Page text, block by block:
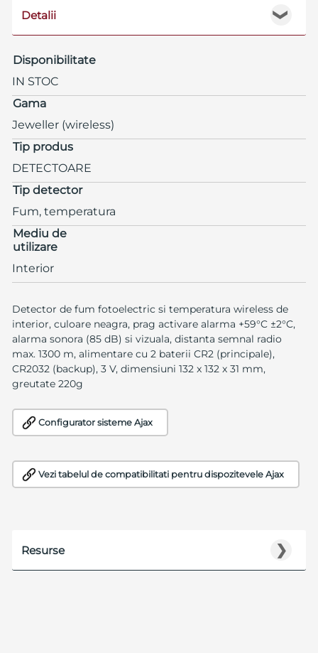
❯
Detalii
Disponibilitate
IN STOC
Gama
Jeweller (wireless)
Tip produs
DETECTOARE
Tip detector
Fum, temperatura
Mediu de
utilizare
Interior
Detector de fum fotoelectric si temperatura wireless de
interior, culoare neagra, prag activare alarma +59°C ±2°C,
alarma sonora (85 dB) si vizuala, distanta semnal radio
max. 1300 m, alimentare cu 2 baterii CR2 (principale),
CR2032 (backup), 3 V, dimensiuni 132 x 132 x 31 mm,
greutate 220g
Configurator sisteme Ajax
Vezi tabelul de compatibilitati pentru dispozitevele Ajax
❯
Resurse